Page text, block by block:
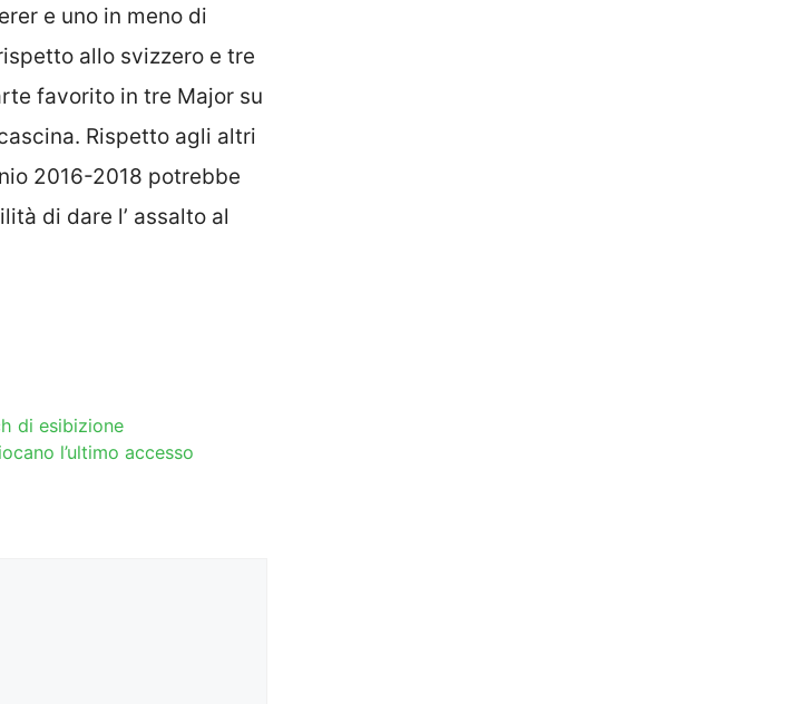
e uno in meno di
allo svizzero e tre
favorito in tre Major su
Rispetto agli altri
2016-2018 potrebbe
di dare l’ assalto al
di esibizione
l’ultimo accesso